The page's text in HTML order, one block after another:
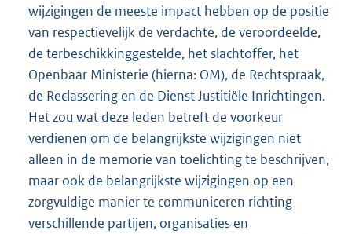
wijzigingen de meeste impact hebben op de positie
van respectievelijk de verdachte, de veroordeelde,
de terbeschikkinggestelde, het slachtoffer, het
Openbaar Ministerie (hierna: OM), de Rechtspraak,
de Reclassering en de Dienst Justitiële Inrichtingen.
Het zou wat deze leden betreft de voorkeur
verdienen om de belangrijkste wijzigingen niet
alleen in de memorie van toelichting te beschrijven,
maar ook de belangrijkste wijzigingen op een
zorgvuldige manier te communiceren richting
verschillende partijen, organisaties en